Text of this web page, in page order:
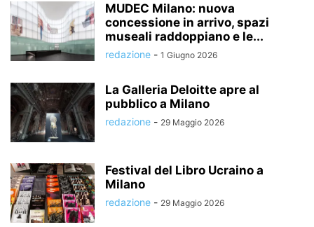
MUDEC Milano: nuova
concessione in arrivo, spazi
museali raddoppiano e le...
redazione - 1 Giugno 2026
La Galleria Deloitte apre al
pubblico a Milano
redazione - 29 Maggio 2026
Festival del Libro Ucraino a
Milano
redazione - 29 Maggio 2026